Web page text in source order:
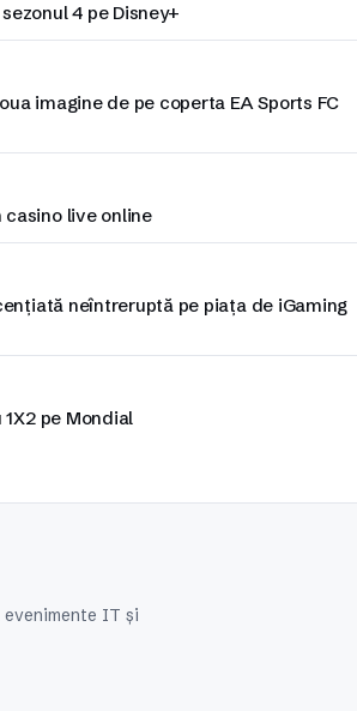
4 pe Disney+
imagine de pe coperta EA Sports FC
live online
neîntreruptă pe piața de iGaming
pe Mondial
IT și